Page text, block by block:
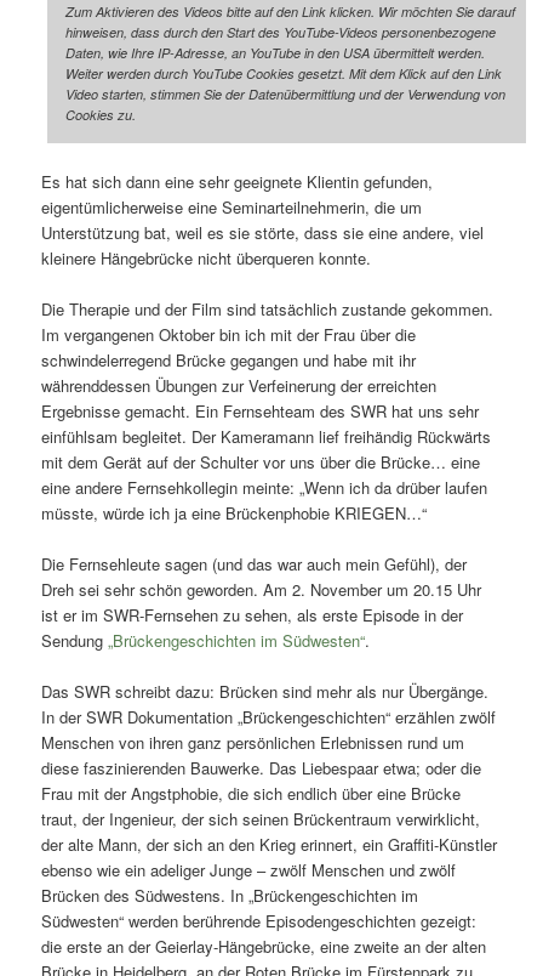
Zum Aktivieren des Videos bitte auf den Link klicken. Wir möchten Sie darauf
hinweisen, dass durch den Start des YouTube-Videos personenbezogene
Daten, wie Ihre IP-Adresse, an YouTube in den USA übermittelt werden.
Weiter werden durch YouTube Cookies gesetzt. Mit dem Klick auf den Link
Video starten, stimmen Sie der Datenübermittlung und der Verwendung von
Cookies zu.
Es hat sich dann eine sehr geeignete Klientin gefunden,
eigentümlicherweise eine Seminarteilnehmerin, die um
Unterstützung bat, weil es sie störte, dass sie eine andere, viel
kleinere Hängebrücke nicht überqueren konnte.
Die Therapie und der Film sind tatsächlich zustande gekommen.
Im vergangenen Oktober bin ich mit der Frau über die
schwindelerregend Brücke gegangen und habe mit ihr
währenddessen Übungen zur Verfeinerung der erreichten
Ergebnisse gemacht. Ein Fernsehteam des SWR hat uns sehr
einfühlsam begleitet. Der Kameramann lief freihändig Rückwärts
mit dem Gerät auf der Schulter vor uns über die Brücke… eine
eine andere Fernsehkollegin meinte: „Wenn ich da drüber laufen
müsste, würde ich ja eine Brückenphobie KRIEGEN…“
Die Fernsehleute sagen (und das war auch mein Gefühl), der
Dreh sei sehr schön geworden. Am 2. November um 20.15 Uhr
ist er im SWR-Fernsehen zu sehen, als erste Episode in der
Sendung„Brückengeschichten im Südwesten“.
Das SWR schreibt dazu: Brücken sind mehr als nur Übergänge.
In der SWR Dokumentation „Brückengeschichten“ erzählen zwölf
Menschen von ihren ganz persönlichen Erlebnissen rund um
diese faszinierenden Bauwerke. Das Liebespaar etwa; oder die
Frau mit der Angstphobie, die sich endlich über eine Brücke
traut, der Ingenieur, der sich seinen Brückentraum verwirklicht,
der alte Mann, der sich an den Krieg erinnert, ein Graffiti-Künstler
ebenso wie ein adeliger Junge – zwölf Menschen und zwölf
Brücken des Südwestens. In „Brückengeschichten im
Südwesten“ werden berührende Episodengeschichten gezeigt:
die erste an der Geierlay-Hängebrücke, eine zweite an der alten